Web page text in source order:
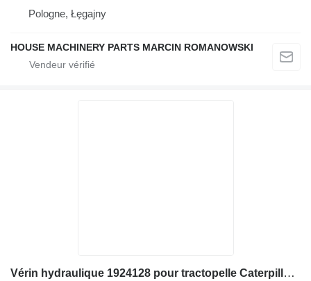
Pologne, Łęgajny
HOUSE MACHINERY PARTS MARCIN ROMANOWSKI
Vérin hydraulique 1924128 pour tractopelle Caterpillar 428C, 428D, 428E, 432D, 432E